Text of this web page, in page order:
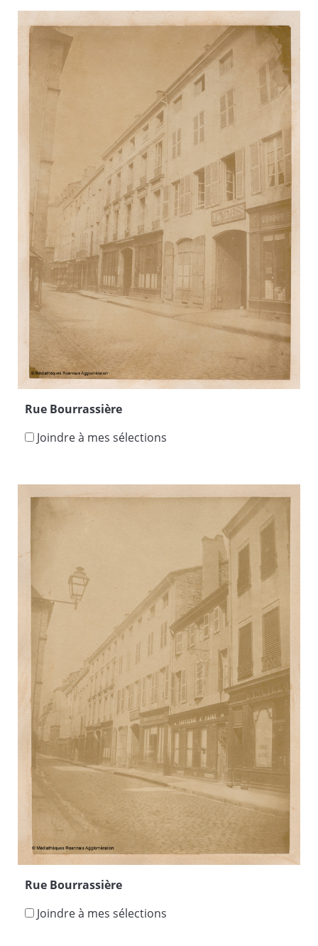
Rue Bourrassière
Joindre à mes sélections
Rue Bourrassière
Joindre à mes sélections